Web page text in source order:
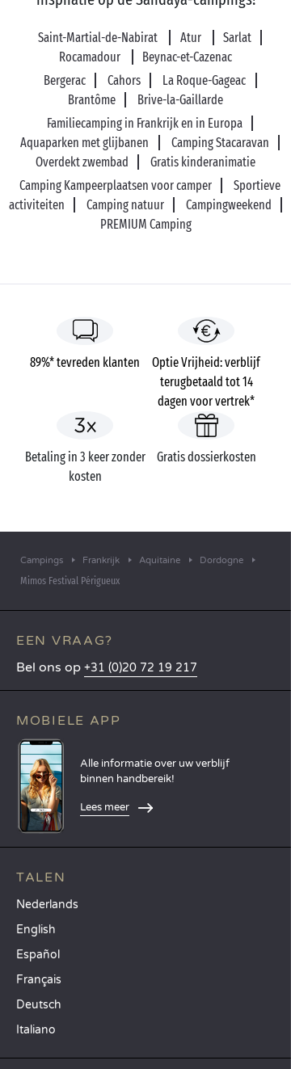
Saint-Martial-de-Nabirat Atur
Sarlat
Rocamadour
Beynac-et-Cazenac
Bergerac
Cahors
La Roque-Gageac
Brantôme
Brive-la-Gaillarde
Familiecamping in Frankrijk en in Europa
Aquaparken met glijbanen
Camping Stacaravan
Overdekt zwembad
Gratis kinderanimatie
Camping Kampeerplaatsen voor camper
Sportieve
activiteiten
Camping natuur
Campingweekend
PREMIUM Camping
89%* tevreden klanten
Optie Vrijheid: verblijf
terugbetaald tot 14
dagen voor vertrek*
Betaling in 3 keer zonder
kosten
Gratis dossierkosten
Campings Frankrijk Aquitaine Dordogne
Mimos Festival Périgueux
EEN VRAAG?
Bel ons op +31 (0)20 72 19 217
MOBIELE APP
Alle informatie over uw verblijf
binnen handbereik!
Lees meer
TALEN
Nederlands
English
Español
Français
Deutsch
Italiano